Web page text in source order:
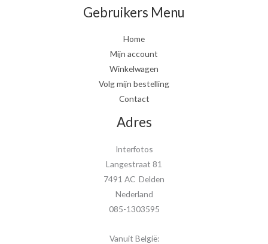
Gebruikers Menu
Home
Mijn account
Winkelwagen
Volg mijn bestelling
Contact
Adres
Interfotos
Langestraat 81
7491 AC Delden
Nederland
085-1303595
Vanuit België: